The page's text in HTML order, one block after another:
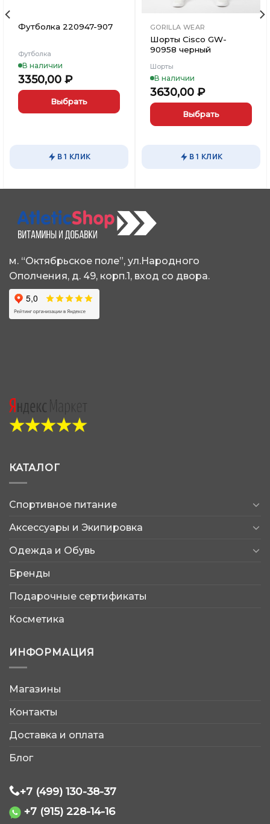
Футболка 220947-907
Футболка
В наличии
3350,00 ₽
Выбрать
несколько
на
странице
В 1 КЛИК
GORILLA WEAR
Шорты Cisco GW-
90958 черный
Шорты
В наличии
3630,00 ₽
Выбрать
выбрать
на
товара.
В 1 КЛИК
м. “Октябрьское поле”, ул.Народного
Ополчения, д. 49, корп.1, вход со двора.
КАТАЛОГ
Спортивное питание
Аксессуары и Экипировка
Одежда и Обувь
Бренды
Подарочные сертификаты
Косметика
ИНФОРМАЦИЯ
Магазины
Контакты
Доставка и оплата
Блог
+7 (499) 130-38-37
+7 (915) 228-14-16